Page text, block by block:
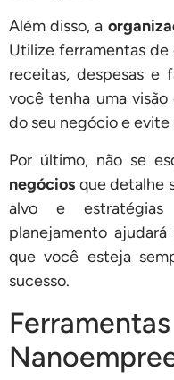
Além disso, a
Utilize ferramentas
receitas, despesas e
você tenha uma
do seu negócio e evite
Por último, não se
negócios que detalhe
alvo e
planejamento
que você esteja
sucesso.